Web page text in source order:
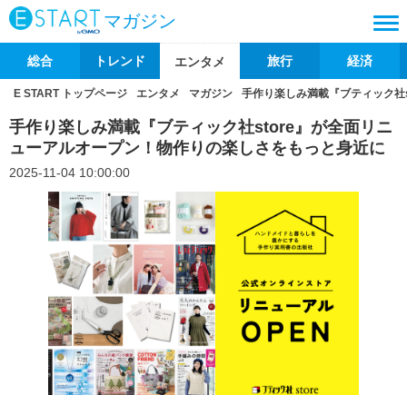
マガジン
総合 トレンド エンタメ 旅行 経済
E START トップページ エンタメ マガジン 手作り楽しみ満載『ブティック
手作り楽しみ満載『ブティック社store』が全面リニ
ューアルオープン！物作りの楽しさをもっと身近に
2025-11-04 10:00:00